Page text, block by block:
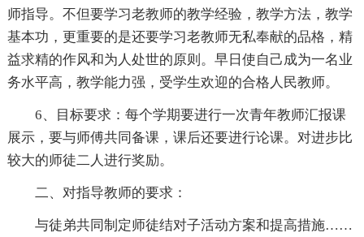
师指导。不但要学习老教师的教学经验，教学方法，教学
基本功，更重要的是还要学习老教师无私奉献的品格，精
益求精的作风和为人处世的原则。早日使自己成为一名业
务水平高，教学能力强，受学生欢迎的合格人民教师。
6、目标要求：每个学期要进行一次青年教师汇报课
展示，要与师傅共同备课，课后还要进行论课。对进步比
较大的师徒二人进行奖励。
二、对指导教师的要求：
与徒弟共同制定师徒结对子活动方案和提高措施……